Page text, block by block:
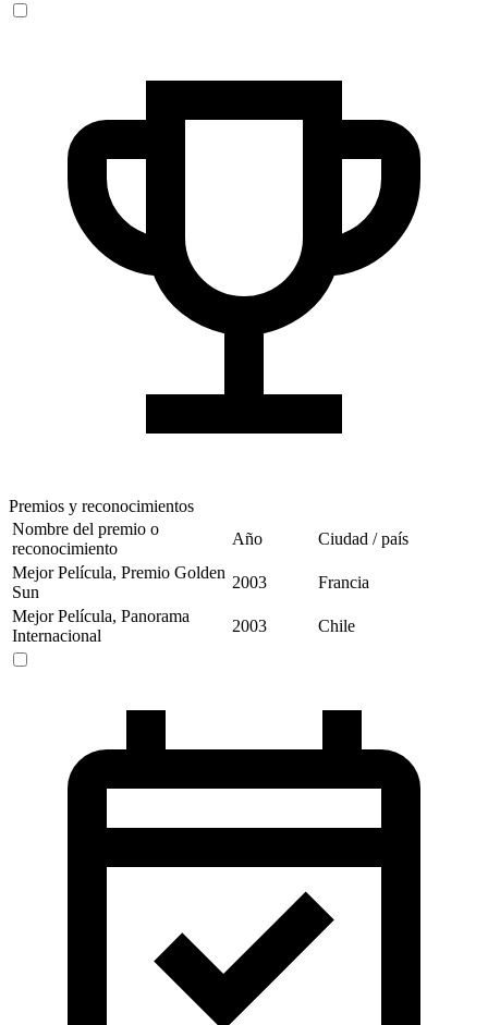
Premios y reconocimientos
Nombre del premio o
reconocimiento
Año
Ciudad / país
Mejor Película, Premio Golden
Sun
2003
Francia
Mejor Película, Panorama
Internacional
2003 Chile